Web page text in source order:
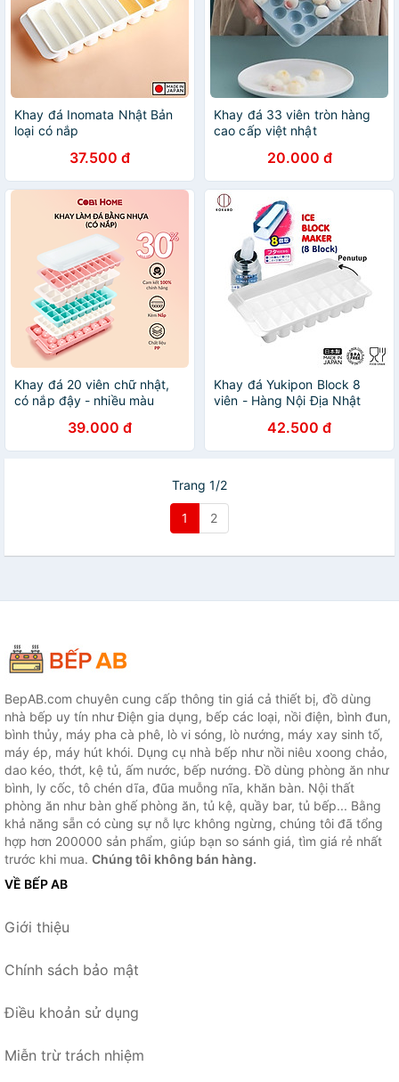
Khay đá Inomata Nhật Bản
loại có nắp
37.500 đ
Khay đá 33 viên tròn hàng
cao cấp việt nhật
20.000 đ
Khay đá 20 viên chữ nhật,
có nắp đậy - nhiều màu
39.000 đ
Khay đá Yukipon Block 8
viên - Hàng Nội Địa Nhật
42.500 đ
Trang 1/2
1 2
BepAB.com chuyên cung cấp thông tin giá cả thiết bị, đồ dùng
nhà bếp uy tín như Điện gia dụng, bếp các loại, nồi điện, bình đun,
bình thủy, máy pha cà phê, lò vi sóng, lò nướng, máy xay sinh tố,
máy ép, máy hút khói. Dụng cụ nhà bếp như nồi niêu xoong chảo,
dao kéo, thớt, kệ tủ, ấm nước, bếp nướng. Đồ dùng phòng ăn như
bình, ly cốc, tô chén dĩa, đũa muỗng nĩa, khăn bàn. Nội thất
phòng ăn như bàn ghế phòng ăn, tủ kệ, quầy bar, tủ bếp... Bằng
khả năng sẵn có cùng sự nỗ lực không ngừng, chúng tôi đã tổng
hợp hơn 200000 sản phẩm, giúp bạn so sánh giá, tìm giá rẻ nhất
trước khi mua. Chúng tôi không bán hàng.
VỀ BẾP AB
Giới thiệu
Chính sách bảo mật
Điều khoản sử dụng
Miễn trừ trách nhiệm